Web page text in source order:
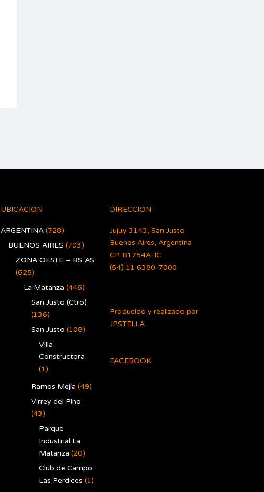
UBICACIÓN
ARGENTINA(728)
BUENOS AIRES (703)
ZONA OESTE – BS AS
(625)
La Matanza (446)
San Justo (Ctro)
(136)
San Justo (108)
Villa
Constructora
(1)
Ramos Mejía (49)
Virrey del Pino
(43)
Parque
Industrial La
Matanza (20)
Club de Campo
Las Perdices (1)
DIRECCIÓN
Jujuy 3143, San Justo
Buenos Aires, Argentina
CP B1754AHC
(54) 11 6380-7000
Producido y realizado por
JPSTELLA
FACEBOOK